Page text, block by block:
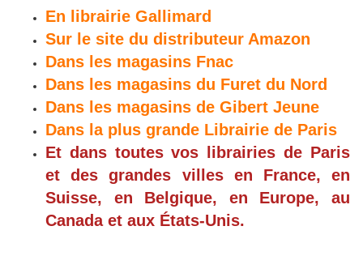
En librairie Gallimard
Sur le site du distributeur Amazon
Dans les magasins Fnac
Dans les magasins du Furet du Nord
Dans les magasins de Gibert Jeune
Dans la plus grande Librairie de Paris
Et dans toutes vos librairies de Paris
et des grandes villes en France, en
Suisse, en Belgique, en Europe, au
Canada et aux États-Unis.